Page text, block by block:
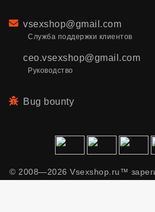
Email
vsexshop@gmail.com
Служба поддержки клиентов
ceo.vsexshop@gmail.com
Руководство
Bug bounty
© 2008—2026 Vsexshop.ru™